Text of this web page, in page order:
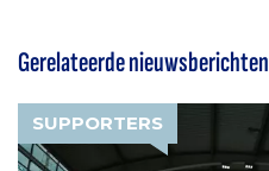
Gerelateerde nieuwsberichten
SUPPORTERS